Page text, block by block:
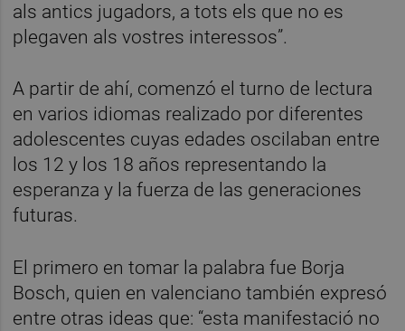
als antics jugadors, a tots els que no es
plegaven als vostres interessos”.
A partir de ahí, comenzó el turno de lectura
en varios idiomas realizado por diferentes
adolescentes cuyas edades oscilaban entre
los 12 y los 18 años representando la
esperanza y la fuerza de las generaciones
futuras.
El primero en tomar la palabra fue Borja
Bosch, quien en valenciano también expresó
entre otras ideas que: “esta manifestació no